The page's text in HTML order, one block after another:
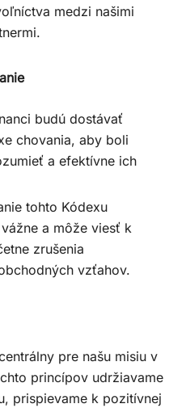
medzi našimi
budú dostávať
chovania, aby boli
a efektívne ich
tohto Kódexu
a môže viesť k
zrušenia
vzťahov.
pre našu misiu v
princípov udržiavame
prispievame k pozitívnej